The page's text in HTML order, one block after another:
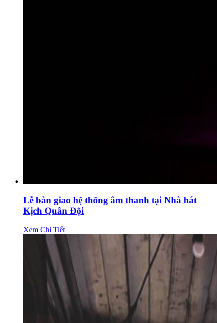
Lễ bàn giao hệ thống âm thanh tại Nhà hát
Kịch Quân Đội
Xem Chi Tiết